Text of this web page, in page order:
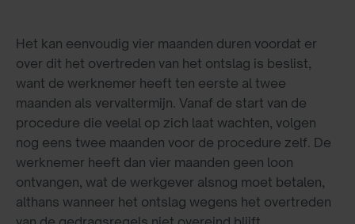
Het kan eenvoudig vier maanden duren voordat er
over dit het overtreden van het ontslag is beslist,
want de werknemer heeft ten eerste al twee
maanden als vervaltermijn. Vanaf de start van de
procedure die veelal op zich laat wachten, volgen
nog eens twee maanden voor de procedure zelf. De
werknemer heeft dan vier maanden geen loon
ontvangen, wat de werkgever alsnog moet betalen,
althans wanneer het ontslag wegens het overtreden